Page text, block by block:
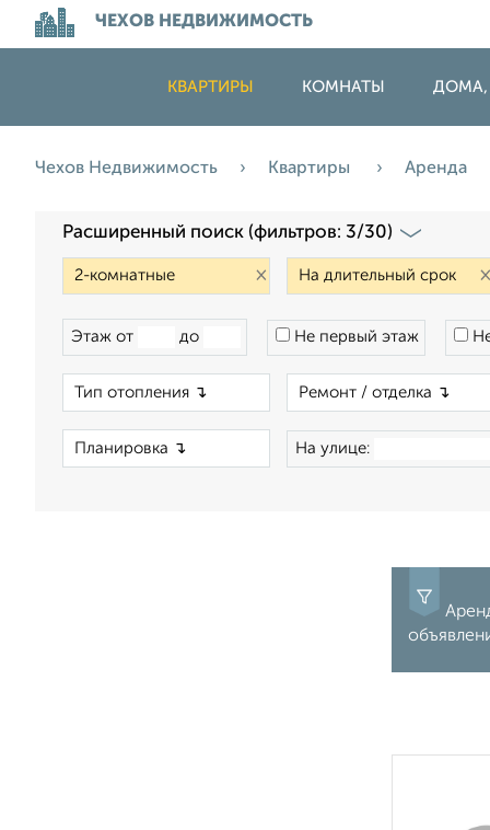
ЧЕХОВ НЕДВИЖИМОСТЬ
КВАРТИРЫ КОМНАТЫ ДОМА,
Чехов Недвижимость Квартиры Аренда
Расширенный поиск (фильтров: 3/30)
× ×
Этаж от до Не первый этаж
На улице: